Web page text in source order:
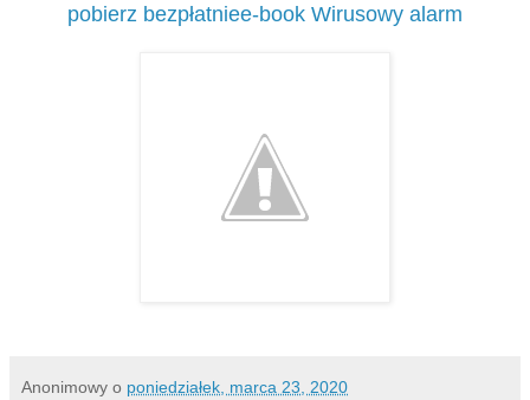
pobierz bezpłatniee-book Wirusowy alarm
Anonimowy o poniedziałek, marca 23, 2020